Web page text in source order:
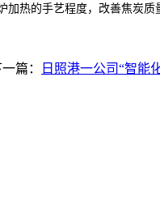
热的手艺程度，改善焦炭
篇： 日照港一公司“智能